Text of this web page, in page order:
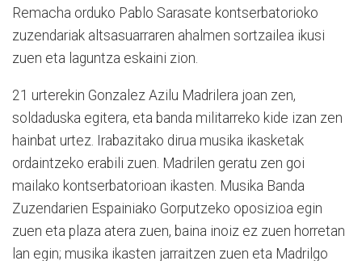
Remacha orduko Pablo Sarasate kontserbatorioko
zuzendariak altsasuarraren ahalmen sortzailea ikusi
zuen eta laguntza eskaini zion.
21 urterekin Gonzalez Azilu Madrilera joan zen,
soldaduska egitera, eta banda militarreko kide izan zen
hainbat urtez. Irabazitako dirua musika ikasketak
ordaintzeko erabili zuen. Madrilen geratu zen goi
mailako kontserbatorioan ikasten. Musika Banda
Zuzendarien Espainiako Gorputzeko oposizioa egin
zuen eta plaza atera zuen, baina inoiz ez zuen horretan
lan egin; musika ikasten jarraitzen zuen eta Madrilgo